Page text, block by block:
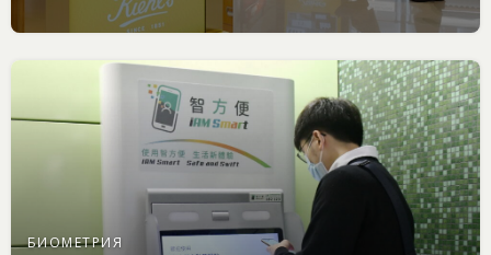
БИОМЕТРИЯ